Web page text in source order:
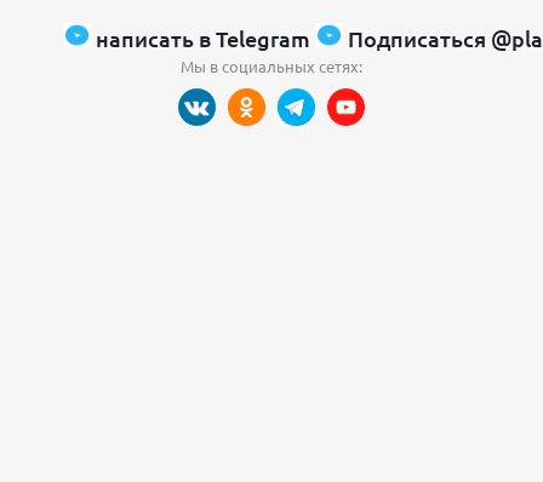
написать в Telegram Подписаться
Мы в социальных сетях: